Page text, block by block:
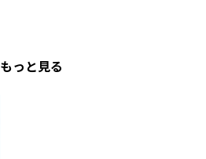
もっと見る